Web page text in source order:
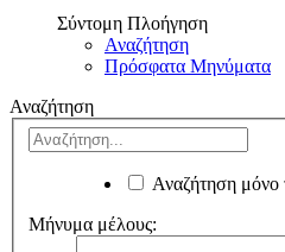
Σύντομη Πλοήγηση
Αναζήτηση
Πρόσφατα Μηνύματα
Αναζήτηση
Αναζήτηση μόνο
Μήνυμα μέλους: